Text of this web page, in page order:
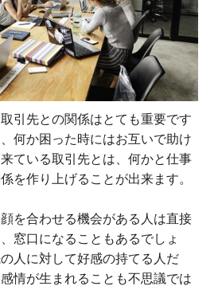
引先との関係はとても重要です
何か困った時にはお互いで助け
ている取引先とは、何かと仕事
を作り上げることが出来ます。
を合わせる機会がある人は直接
窓口になることもあるでしょ
人に対して好感の持てる人だ
情が生まれることも不思議では